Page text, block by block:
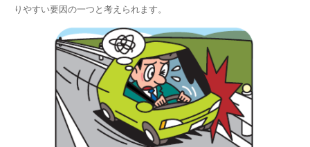
りやすい要因の一つと考えられます。